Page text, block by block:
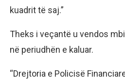
kuadrit të saj.”
Theks i veçantë u vendos
në periudhën e kaluar.
“Drejtoria e Policisë